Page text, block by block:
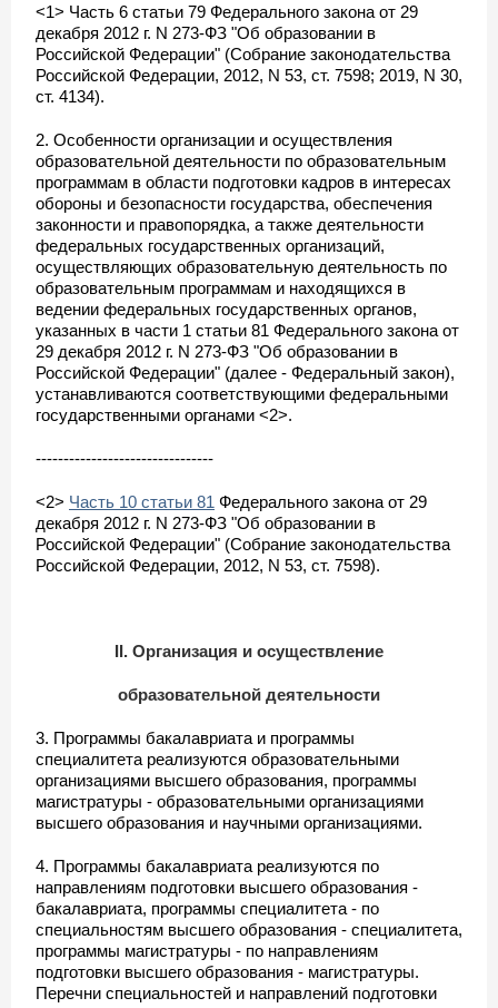
<1> Часть 6 статьи 79 Федерального закона от 29
декабря 2012 г. N 273-ФЗ "Об образовании в
Российской Федерации" (Собрание законодательства
Российской Федерации, 2012, N 53, ст. 7598; 2019, N 30,
ст. 4134).
2. Особенности организации и осуществления
образовательной деятельности по образовательным
программам в области подготовки кадров в интересах
обороны и безопасности государства, обеспечения
законности и правопорядка, а также деятельности
федеральных государственных организаций,
осуществляющих образовательную деятельность по
образовательным программам и находящихся в
ведении федеральных государственных органов,
указанных в части 1 статьи 81 Федерального закона от
29 декабря 2012 г. N 273-ФЗ "Об образовании в
Российской Федерации" (далее - Федеральный закон),
устанавливаются соответствующими федеральными
государственными органами <2>.
--------------------------------
<2> Часть 10 статьи 81 Федерального закона от 29
декабря 2012 г. N 273-ФЗ "Об образовании в
Российской Федерации" (Собрание законодательства
Российской Федерации, 2012, N 53, ст. 7598).
II. Организация и осуществление
образовательной деятельности
3. Программы бакалавриата и программы
специалитета реализуются образовательными
организациями высшего образования, программы
магистратуры - образовательными организациями
высшего образования и научными организациями.
4. Программы бакалавриата реализуются по
направлениям подготовки высшего образования -
бакалавриата, программы специалитета - по
специальностям высшего образования - специалитета,
программы магистратуры - по направлениям
подготовки высшего образования - магистратуры.
Перечни специальностей и направлений подготовки